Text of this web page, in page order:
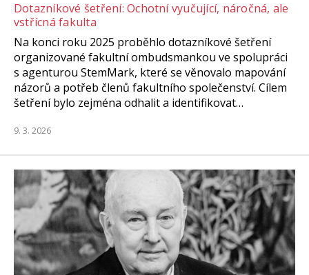
Dotazníkové šetření: Ochotní vyučující, náročná, ale
vstřícná fakulta
Na konci roku 2025 proběhlo dotazníkové šetření
organizované fakultní ombudsmankou ve spolupráci
s agenturou StemMark, které se věnovalo mapování
názorů a potřeb členů fakultního společenství. Cílem
šetření bylo zejména odhalit a identifikovat…
9. 3. 2026